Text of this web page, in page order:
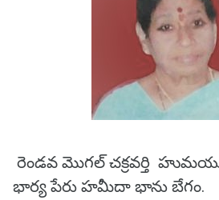
రెండవ మొగల్ చక్రవర్తి
భార్య పేరు హమీదా భాను బేగం.